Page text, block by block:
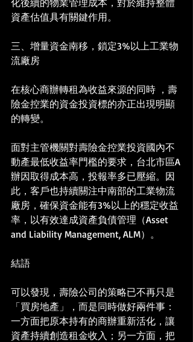
化後續的物業管理成本，對於維持整體
資產估值具有關鍵作用。
三、增量資金南移，鎖定3%以上工業物
流廠房
在核心商辦轉租為收益來源的同時 ，壽
險金控業的資金投資標的亦正出現明顯
的轉變。
面對主管機關對壽險金控業投資國內不
動產最低收益率門檻的要求，台北市區A
辦因取得成本高，投報率多已壓縮。因
此，客戶也持續關注中南部的工業物流
廠房，確保資金能有3%以上的穩定收益
率，以有效達成資產負債管理（Asset
and Liability Management, ALM）。
結語
可以發現，壽險公司的策略已不再只是
「買房地產」，而是同時做好兩件事：
一方面把原本持有的商辦重新活化，讓
資產持續創造租金收入；另一方面，把